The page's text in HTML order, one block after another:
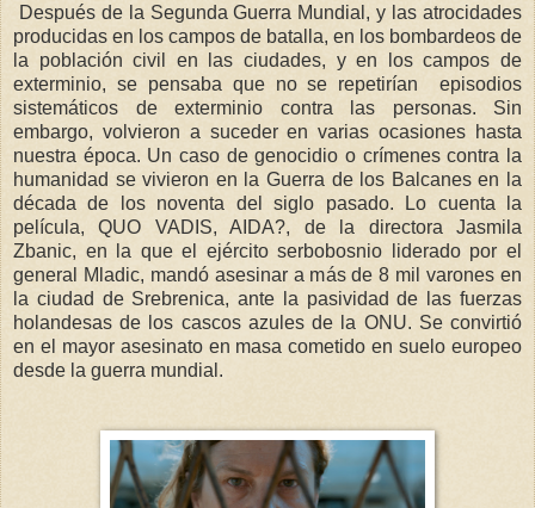
Después de la Segunda Guerra Mundial, y las atrocidades
producidas en los campos de batalla, en los bombardeos de
la población civil en las ciudades, y en los campos de
exterminio, se pensaba que no se repetirían episodios
sistemáticos de exterminio contra las personas. Sin
embargo, volvieron a suceder en varias ocasiones hasta
nuestra época. Un caso de genocidio o crímenes contra la
humanidad se vivieron en la Guerra de los Balcanes en la
década de los noventa del siglo pasado. Lo cuenta la
película, QUO VADIS, AIDA?, de la directora Jasmila
Zbanic, en la que el ejército serbobosnio liderado por el
general Mladic, mandó asesinar a más de 8 mil varones en
la ciudad de Srebrenica, ante la pasividad de las fuerzas
holandesas de los cascos azules de la ONU. Se convirtió
en el mayor asesinato en masa cometido en suelo europeo
desde la guerra mundial.